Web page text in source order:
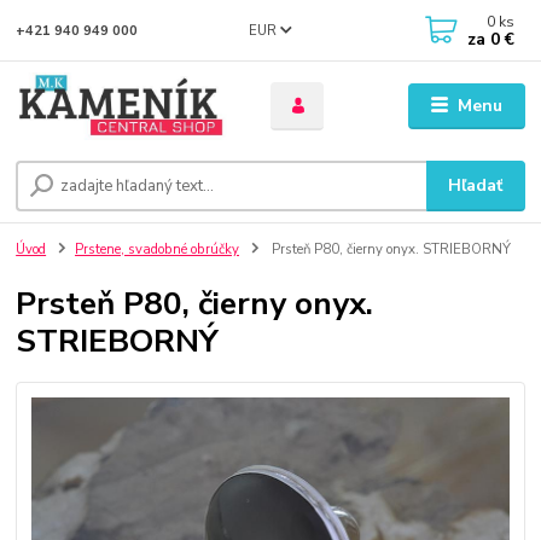
Menu
EUR
Hľadať
+421 940 949 000 0 ks
za 0 €
Úvod Prstene, svadobné obrúčky Prsteň P80, čierny onyx. STRIEBORNÝ
Prsteň P80, čierny onyx.
STRIEBORNÝ